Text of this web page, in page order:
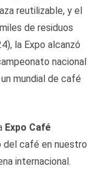
reutilizable, y el
de residuos
la Expo alcanzó
nacional
mundial de café
Expo Café
del café en nuestro
internacional.